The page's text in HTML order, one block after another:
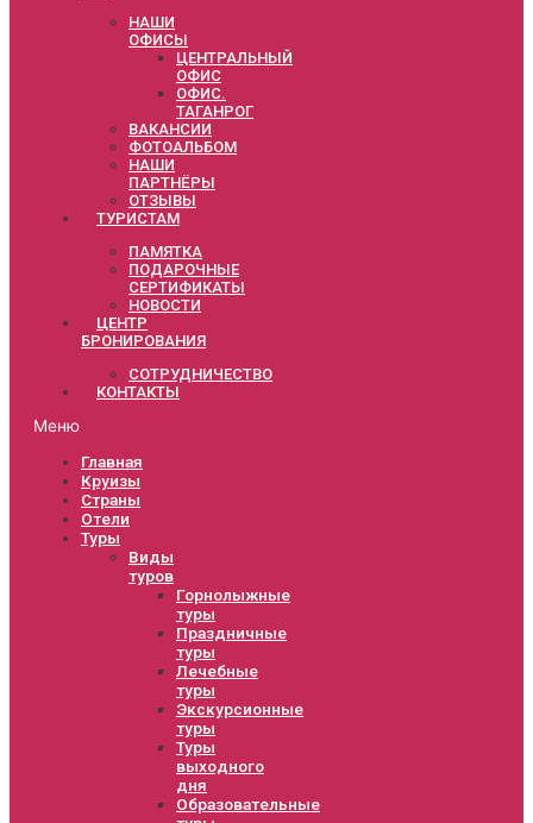
НАШИ
ОФИСЫ
ЦЕНТРАЛЬНЫЙ
ОФИС
ОФИС.
ТАГАНРОГ
ВАКАНСИИ
ФОТОАЛЬБОМ
НАШИ
ПАРТНЁРЫ
ОТЗЫВЫ
ТУРИСТАМ
ПАМЯТКА
ПОДАРОЧНЫЕ
СЕРТИФИКАТЫ
НОВОСТИ
ЦЕНТР
БРОНИРОВАНИЯ
СОТРУДНИЧЕСТВО
КОНТАКТЫ
Меню
Главная
Круизы
Страны
Отели
Туры
Виды
туров
Горнолыжные
туры
Праздничные
туры
Лечебные
туры
Экскурсионные
туры
Туры
выходного
дня
Образовательные